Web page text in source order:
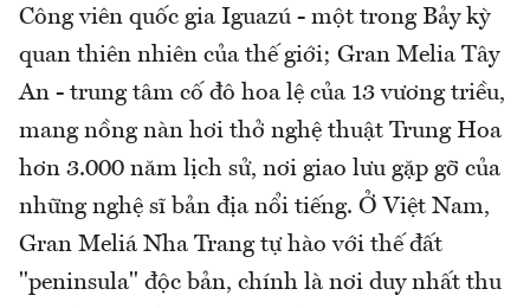
Công viên quốc gia Iguazú - một trong Bảy kỳ
quan thiên nhiên của thế giới; Gran Melia Tây
An - trung tâm cố đô hoa lệ của 13 vương triều,
mang nồng nàn hơi thở nghệ thuật Trung Hoa
hơn 3.000 năm lịch sử, nơi giao lưu gặp gỡ của
những nghệ sĩ bản địa nổi tiếng. Ở Việt Nam,
Gran Meliá Nha Trang tự hào với thế đất
"peninsula" độc bản, chính là nơi duy nhất thu